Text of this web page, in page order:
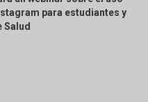
para estudiantes y
Salud